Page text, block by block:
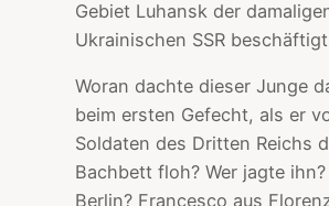
Gebiet Luhansk der
Ukrainischen SSR
Woran dachte dieser Junge
beim ersten Gefecht, als er
Soldaten des Dritten Reichs
Bachbett floh? Wer jagte
Berlin? Francesco aus